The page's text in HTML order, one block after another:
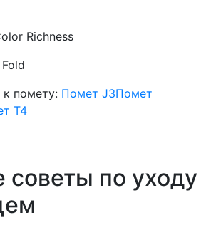
Richness
помету: Помет J3Помет
T4
советы по уходу